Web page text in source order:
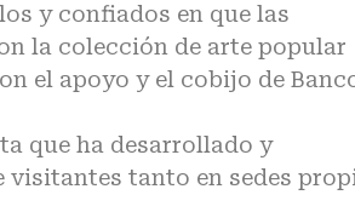
y confiados en que las
la colección de arte popular
el apoyo y el cobijo de
que ha desarrollado y
visitantes tanto en sedes